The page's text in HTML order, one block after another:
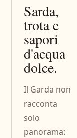
Sarda,
trota e
sapori
d'acqua
dolce.
Il Garda non
racconta
solo
panorama: